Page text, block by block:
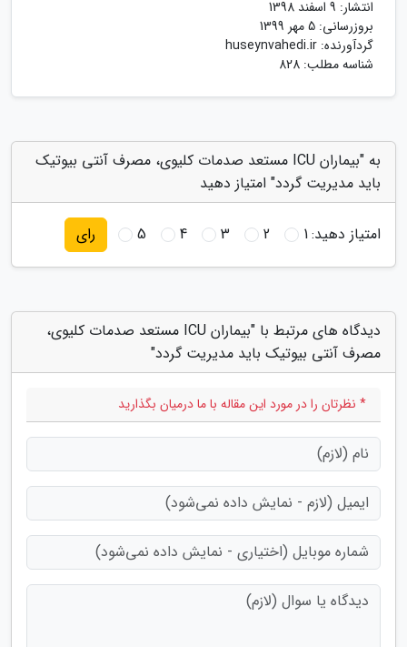
انتشار: 9 اسفند 1398
بروزرسانی: 5 مهر 1399
گردآورنده: huseynvahedi.ir
شناسه مطلب: 828
به "بیماران ICU مستعد صدمات کلیوی، مصرف آنتی بیوتیک
باید مدیریت گردد" امتیاز دهید
امتیاز دهید:1
2
3
4
5 رای
دیدگاه های مرتبط با "بیماران ICU مستعد صدمات کلیوی،
مصرف آنتی بیوتیک باید مدیریت گردد"
* نظرتان را در مورد این مقاله با ما درمیان بگذارید